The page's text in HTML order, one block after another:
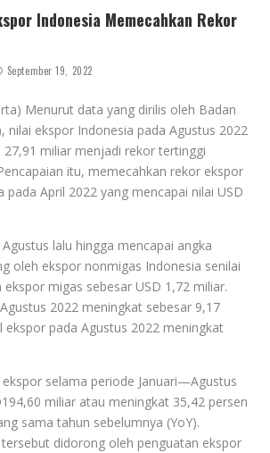
Indonesia Memecahkan Rekor
September 19, 2022
Menurut data yang dirilis oleh Badan
nilai ekspor Indonesia pada Agustus 2022
27,91 miliar menjadi rekor tertinggi
itu, memecahkan rekor ekspor
pada April 2022 yang mencapai nilai USD
lalu hingga mencapai angka
oleh ekspor nonmigas Indonesia senilai
ekspor migas sebesar USD 1,72 miliar.
2022 meningkat sebesar 9,17
ekspor pada Agustus 2022 meningkat
selama periode Januari—Agustus
miliar atau meningkat 35,42 persen
sama tahun sebelumnya (YoY).
didorong oleh penguatan ekspor